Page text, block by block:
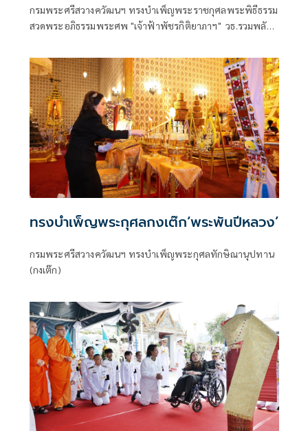
กรมพระศรีสวางควัฒนฯ ทรงบำเพ็ญพระราชกุศลพระพิธีธรรม
สวดพระอภิธรรมพระศพ "เจ้าฟ้าพัชรกิติยาภาฯ" วธ.รวมพลัง 5
50 วัน และ 100 วัน
ทรงบำเพ็ญพระกุศลกงเต๊ก‘พระพันปีหลวง’
กรมพระศรีสวางควัฒนฯ ทรงบำเพ็ญพระกุศลทักษิณานุปทาน
(กงเต๊ก)